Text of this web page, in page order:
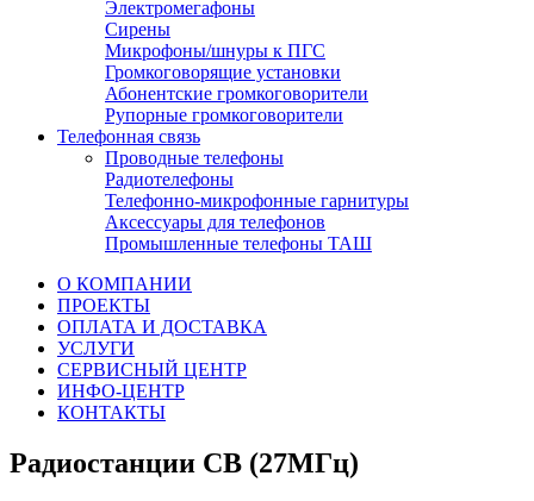
Электромегафоны
Сирены
Микрофоны/шнуры к ПГС
Громкоговорящие установки
Абонентские громкоговорители
Рупорные громкоговорители
Телефонная связь
Проводные телефоны
Радиотелефоны
Телефонно-микрофонные гарнитуры
Аксессуары для телефонов
Промышленные телефоны ТАШ
О КОМПАНИИ
ПРОЕКТЫ
ОПЛАТА И ДОСТАВКА
УСЛУГИ
СЕРВИСНЫЙ ЦЕНТР
ИНФО-ЦЕНТР
КОНТАКТЫ
Радиостанции CB (27МГц)